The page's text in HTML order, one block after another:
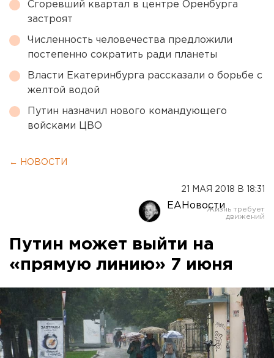
Сгоревший квартал в центре Оренбурга
застроят
Численность человечества предложили
постепенно сократить ради планеты
Власти Екатеринбурга рассказали о борьбе с
желтой водой
Путин назначил нового командующего
войсками ЦВО
← НОВОСТИ
21 МАЯ 2018 В 18:31
ЕАНовости
Путин может выйти на
«прямую линию» 7 июня